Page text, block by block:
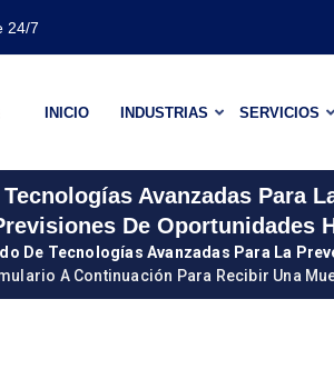
24/7
INICIO INDUSTRIAS SERVICIOS
Avanzadas Para
De Oportunidades
De Tecnologías Avanzadas Para La
A Continuación Para Recibir Una